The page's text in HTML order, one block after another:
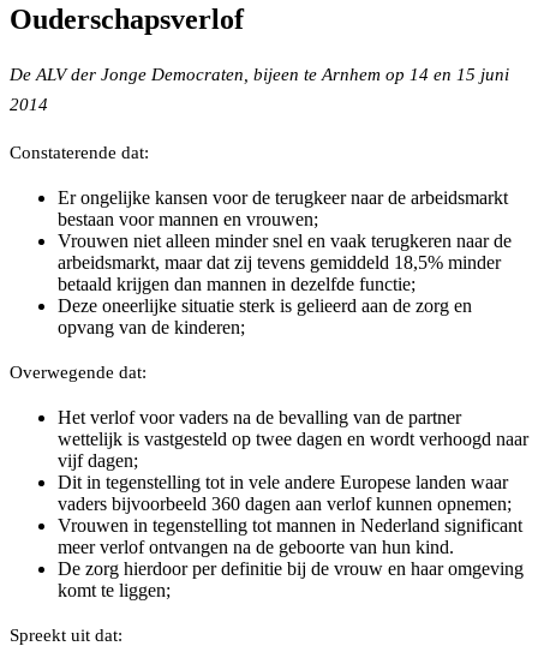
Ouderschapsverlof
De ALV der Jonge Democraten, bijeen te Arnhem op 14 en 15 juni
2014
Constaterende dat:
Er ongelijke kansen voor de terugkeer naar de arbeidsmarkt
bestaan voor mannen en vrouwen;
Vrouwen niet alleen minder snel en vaak terugkeren naar de
arbeidsmarkt, maar dat zij tevens gemiddeld 18,5% minder
betaald krijgen dan mannen in dezelfde functie;
Deze oneerlijke situatie sterk is gelieerd aan de zorg en
opvang van de kinderen;
Overwegende dat:
Het verlof voor vaders na de bevalling van de partner
wettelijk is vastgesteld op twee dagen en wordt verhoogd naar
vijf dagen;
Dit in tegenstelling tot in vele andere Europese landen waar
vaders bijvoorbeeld 360 dagen aan verlof kunnen opnemen;
Vrouwen in tegenstelling tot mannen in Nederland significant
meer verlof ontvangen na de geboorte van hun kind.
De zorg hierdoor per definitie bij de vrouw en haar omgeving
komt te liggen;
Spreekt uit dat: